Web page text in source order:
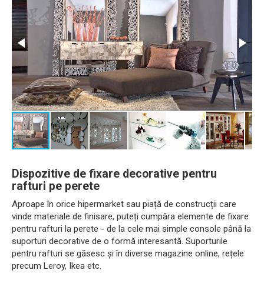
Dispozitive de fixare decorative pentru
rafturi pe perete
Aproape în orice hipermarket sau piață de construcții care
vinde materiale de finisare, puteți cumpăra elemente de fixare
pentru rafturi la perete - de la cele mai simple console până la
suporturi decorative de o formă interesantă. Suporturile
pentru rafturi se găsesc și în diverse magazine online, rețele
precum Leroy, Ikea etc.